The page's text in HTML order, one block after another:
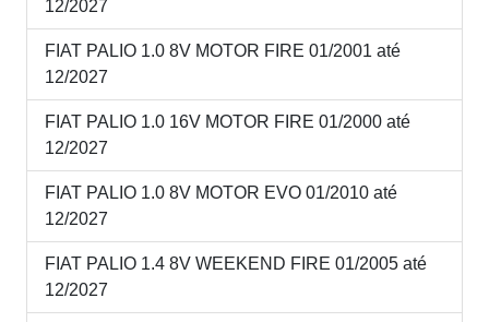
12/2027
FIAT PALIO 1.0 8V MOTOR FIRE 01/2001 até
12/2027
FIAT PALIO 1.0 16V MOTOR FIRE 01/2000 até
12/2027
FIAT PALIO 1.0 8V MOTOR EVO 01/2010 até
12/2027
FIAT PALIO 1.4 8V WEEKEND FIRE 01/2005 até
12/2027